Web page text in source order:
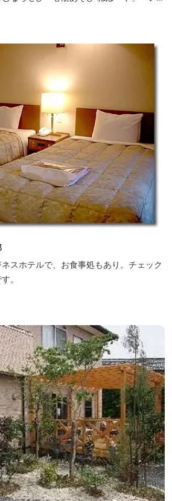
スホテルで、お食事処もあり。チェック
。